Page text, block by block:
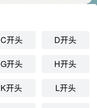
C开头 D开头
G开头 H开头
K开头 L开头